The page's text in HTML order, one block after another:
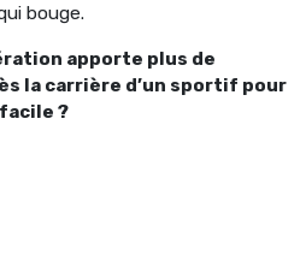
bouge.
apporte plus de
la carrière d’un sportif pour
?